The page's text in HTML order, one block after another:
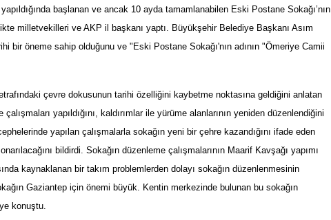
başlanan ve ancak 10 ayda tamamlanabilen Eski Postane Sokağı’nın
milletvekilleri ve AKP il başkanı yaptı. Büyükşehir Belediye Başkanı Asım
bir öneme sahip olduğunu ve "Eski Postane Sokağı'nın adının "Ömeriye Camii
çevre dokusunun tarihi özelliğini kaybetme noktasına geldiğini anlatan
yapıldığını, kaldırımlar ile yürüme alanlarının yeniden düzenlendiğini
yapılan çalışmalarla sokağın yeni bir çehre kazandığını ifade eden
bildirdi. Sokağın düzenleme çalışmalarının Maarif Kavşağı yapımı
kaynaklanan bir takım problemlerden dolayı sokağın düzenlenmesinin
Gaziantep için önemi büyük. Kentin merkezinde bulunan bu sokağın
konuştu.